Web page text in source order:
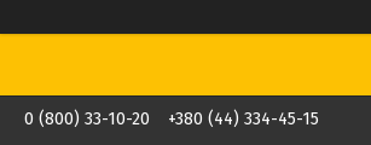
0 (800) 33-10-20 +380 (44) 334-45-15